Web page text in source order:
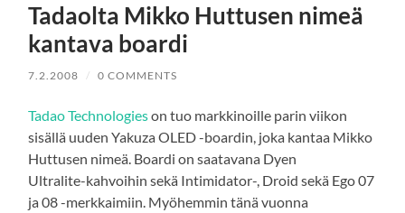
Tadaolta Mikko Huttusen nimeä
kantava boardi
7.2.2008 / 0 COMMENTS
Tadao Technologieson tuo markkinoille parin viikon
sisällä uuden Yakuza OLED -boardin, joka kantaa Mikko
Huttusen nimeä. Boardi on saatavana Dyen
Ultralite-kahvoihin sekä Intimidator-, Droid sekä Ego 07
ja 08 -merkkaimiin. Myöhemmin tänä vuonna